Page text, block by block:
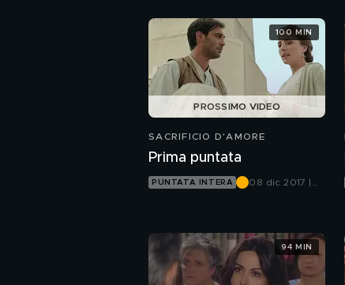
PROSSIMO VIDEO
SACRIFICIO D'AMORE
Prima puntata
PUNTATA INTERA
08 dic 2017 |
100 MIN
94 MIN